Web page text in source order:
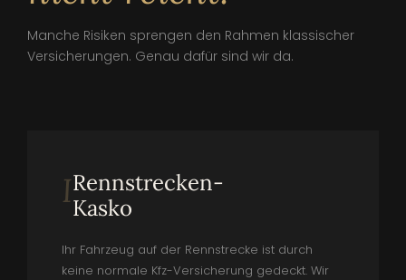
Manche Risiken sprengen den Rahmen klassischer
Versicherungen. Genau dafür sind wir da.
IRennstrecken-
Kasko
Ihr Fahrzeug auf der Rennstrecke ist durch
keine normale Kfz-Versicherung gedeckt. Wir